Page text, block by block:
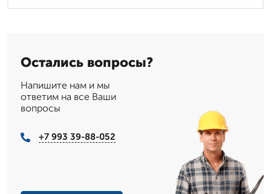
Остались вопросы?
Напишите нам и мы
ответим на все Ваши
вопросы
+7 993 39-88-052